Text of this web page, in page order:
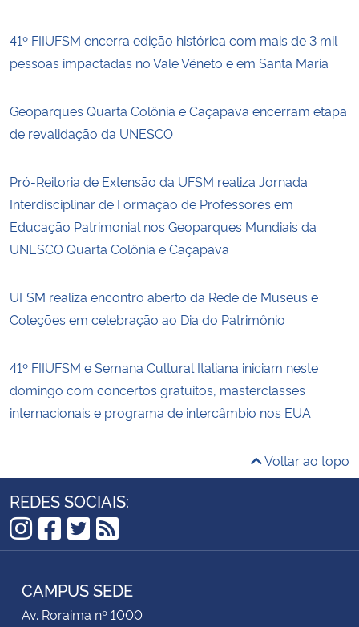
41º FIIUFSM encerra edição histórica com mais de 3 mil
pessoas impactadas no Vale Vêneto e em Santa Maria
Geoparques Quarta Colônia e Caçapava encerram etapa
de revalidação da UNESCO
Pró-Reitoria de Extensão da UFSM realiza Jornada
Interdisciplinar de Formação de Professores em
Educação Patrimonial nos Geoparques Mundiais da
UNESCO Quarta Colônia e Caçapava
UFSM realiza encontro aberto da Rede de Museus e
Coleções em celebração ao Dia do Patrimônio
41º FIIUFSM e Semana Cultural Italiana iniciam neste
domingo com concertos gratuitos, masterclasses
internacionais e programa de intercâmbio nos EUA
Voltar ao topo
REDES SOCIAIS:
Instagram
Facebook
Twitter
RSS
CAMPUS SEDE
Av. Roraima nº 1000